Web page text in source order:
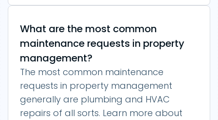
What are the most common
maintenance requests in property
management?
The most common maintenance
requests in property management
generally are plumbing and HVAC
repairs of all sorts. Learn more about